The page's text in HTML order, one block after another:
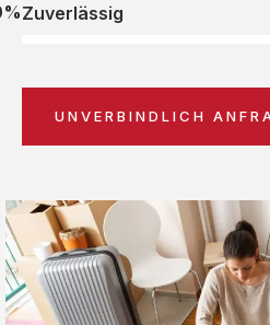
Zuverlässig
UNVERBINDLICH